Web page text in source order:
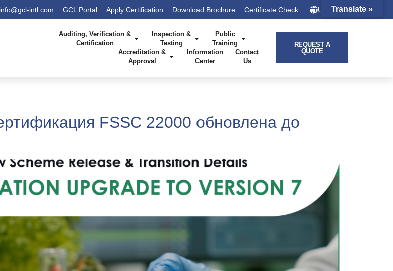
info@gcl-intl.com GCL Portal Apply Certification Download Brochure Certificate Check UK – HQ
Auditing, Verification &
Certification
Inspection &
Testing
Public
Training
Accreditation &
Approval
Information
Center
Contact
Us
REQUEST A
QUOTE
FSSC 22000 обновлена ​​до
Translate »